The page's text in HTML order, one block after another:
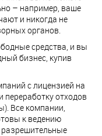
– например, ваше
и никогда не
органов.
средства, и вы
бизнес, купив
с лицензией на
отходов
Все компании,
к ведению